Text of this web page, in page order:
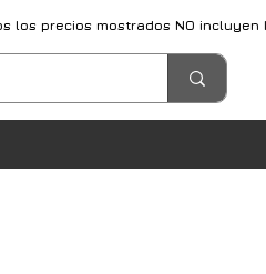
los precios mostrados NO incluyen